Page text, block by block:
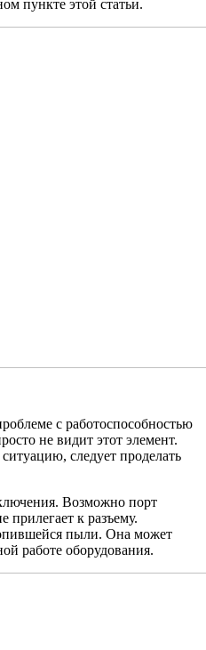
пункте этой статьи.
с работоспособностью
не видит этот элемент.
следует проделать
Возможно порт
прилегает к разъему.
пыли. Она может
работе оборудования.